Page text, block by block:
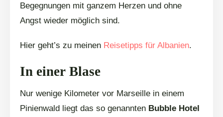
Begegnungen mit ganzem Herzen und ohne
Angst wieder möglich sind.
Hier geht’s zu meinen Reisetipps für Albanien.
In einer Blase
Nur wenige Kilometer vor Marseille in einem
Pinienwald liegt das so genannten Bubble Hotel